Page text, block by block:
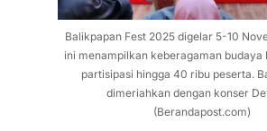
Balikpapan Fest 2025 digelar 5-10
ini menampilkan keberagaman budaya
partisipasi hingga 40 ribu peserta.
dimeriahkan dengan konser
(Berandapost.com)